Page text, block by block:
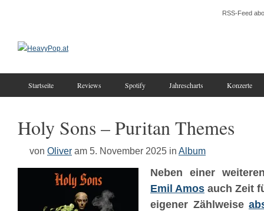
RSS-Feed
Startseite Reviews Spotify Jahrescharts Konzerte
Holy Sons – Puritan Themes
von Oliver am 5. November 2025 in Album
Neben einer
Emil Amos auch Zeit
eigener Zählweise